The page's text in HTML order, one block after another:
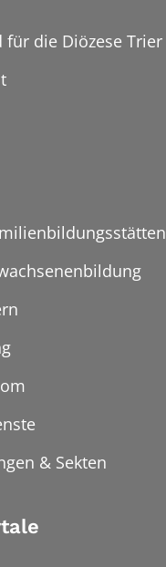
für die Diözese Trier
& Sekten